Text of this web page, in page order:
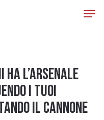
ha l’arsenale
i tuoi
il cannone